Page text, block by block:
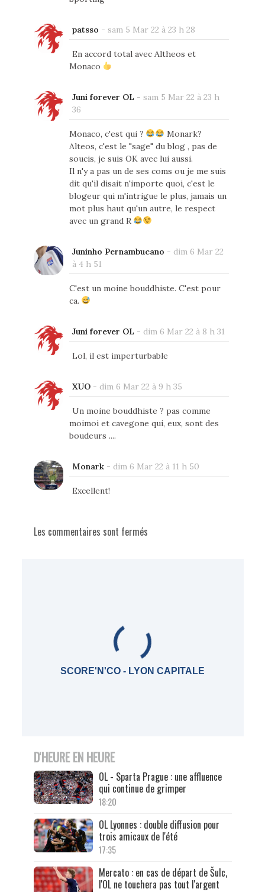
patsso - sam 5 Mar 22 à 23 h 28
En accord total avec Altheos et
Monaco
Juni forever OL - sam 5 Mar 22 à 23 h
36
Monaco, c'est qui ?
Monark?
Alteos, c'est le "sage" du blog , pas de
soucis, je suis OK avec lui aussi.
Il n'y a pas un de ses coms ou je me suis
dit qu'il disait n'importe quoi, c'est le
blogeur qui m'intrigue le plus, jamais un
mot plus haut qu'un autre, le respect
avec un grand R
Juninho Pernambucano - dim 6 Mar 22
à 4 h 51
C'est un moine bouddhiste. C'est pour
ca.
Juni forever OL - dim 6 Mar 22 à 8 h 31
Lol, il est imperturbable
XUO- dim 6 Mar 22 à 9 h 35
Un moine bouddhiste ? pas comme
moimoi et cavegone qui, eux, sont des
boudeurs ....
Monark- dim 6 Mar 22 à 11 h 50
Excellent!
Les commentaires sont fermés
SCORE'N'CO - LYON CAPITALE
D'HEURE EN HEURE
OL - Sparta Prague : une affluence
qui continue de grimper
18:20
OL Lyonnes : double diffusion pour
trois amicaux de l'été
17:35
Mercato : en cas de départ de Šulc,
l'OL ne touchera pas tout l'argent